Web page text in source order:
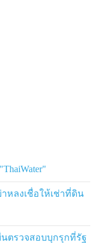
ขยะเข้าไปทิ้ง
หลงเชื่อให้เช่าที่ดิน
ตรวจสอบบุกรุกที่รัฐ